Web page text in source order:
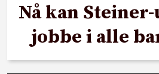
Nå kan
jobbe i alle